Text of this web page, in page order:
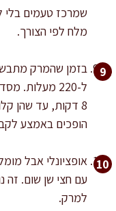
שמרכז טעמים בלי
מלח לפי הצורך.
בזמן שהמרק
8 דקות, עד שהן
הופכים באמצע
אופציונלי אבל
עם חצי שן שום. זה
למרק.